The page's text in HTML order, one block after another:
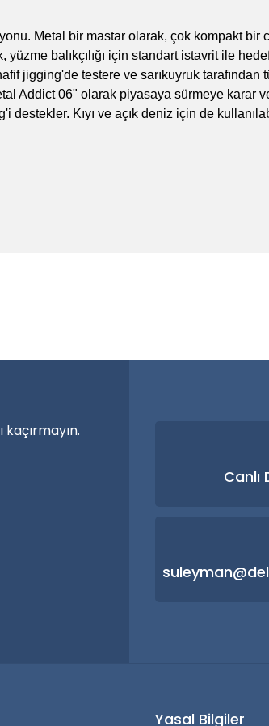
Metal bir mastar olarak, çok kompakt
balıkçılığı için standart istavrit ile
jigging'de testere ve sarıkuyruk
Addict 06" olarak piyasaya sürmeye karar
destekler. Kıyı ve açık deniz için de
Yorum Yaz
Canlı
Yasal Bilgiler